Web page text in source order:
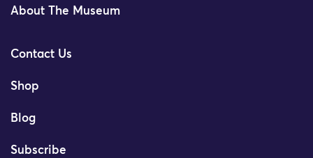
About The Museum
Contact Us
Shop
Blog
Subscribe